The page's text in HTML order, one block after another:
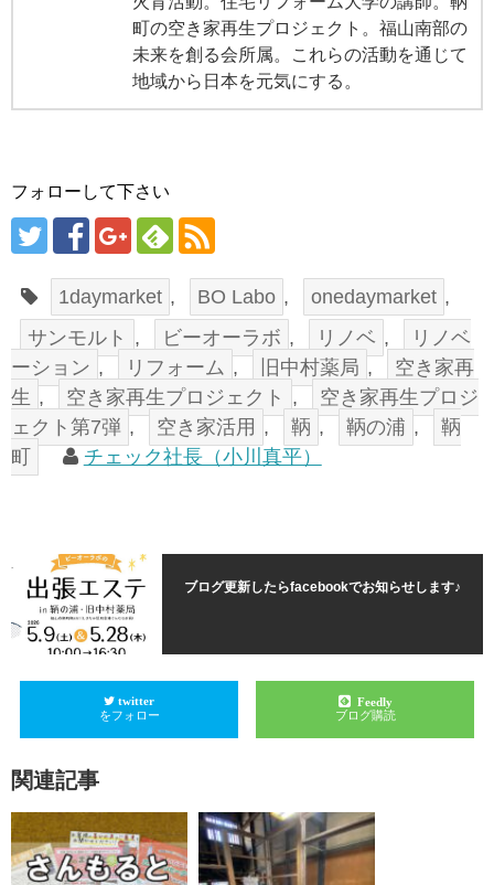
町の空き家再生プロジェクト。福山南部の
未来を創る会所属。これらの活動を通じて
地域から日本を元気にする。
フォローして下さい
1daymarket , BO Labo , onedaymarket ,
サンモルト , ビーオーラボ , リノベ ,
リノベ
ーション , リフォーム , 旧中村薬局 ,
空き家再
生 , 空き家再生プロジェクト ,
空き家再生プロジ
ェクト第7弾 , 空き家活用 , 鞆 , 鞆の浦 ,
鞆
町
チェック社長（小川真平）
ブログ更新したらfacebookでお知らせします♪
twitter
をフォロー
Feedly
ブログ購読
関連記事